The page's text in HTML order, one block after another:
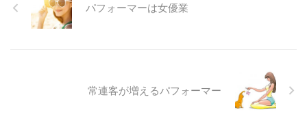
パフォーマーは女優業
常連客が増えるパフォーマー